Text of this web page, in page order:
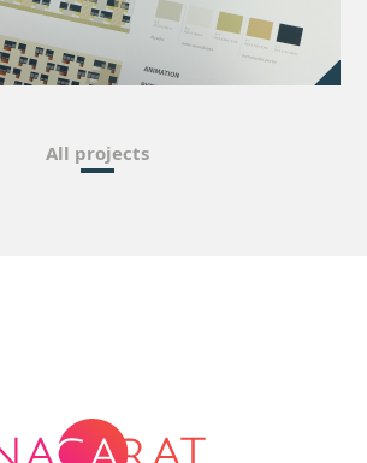
All projects